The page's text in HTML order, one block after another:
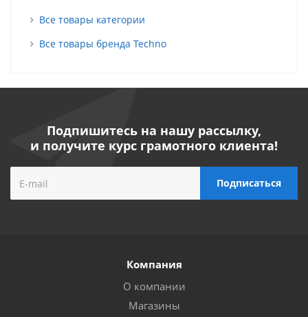
Все товары категории
Все товары бренда Techno
Подпишитесь на нашу рассылку,
и получите курс грамотного клиента!
Компания
О компании
Магазины